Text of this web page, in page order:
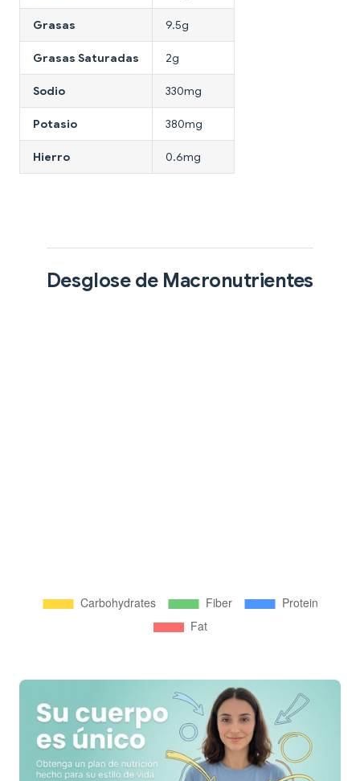
Grasas 9.5g
Grasas Saturadas 2g
Sodio 330mg
Potasio 380mg
Hierro 0.6mg
Desglose de Macronutrientes